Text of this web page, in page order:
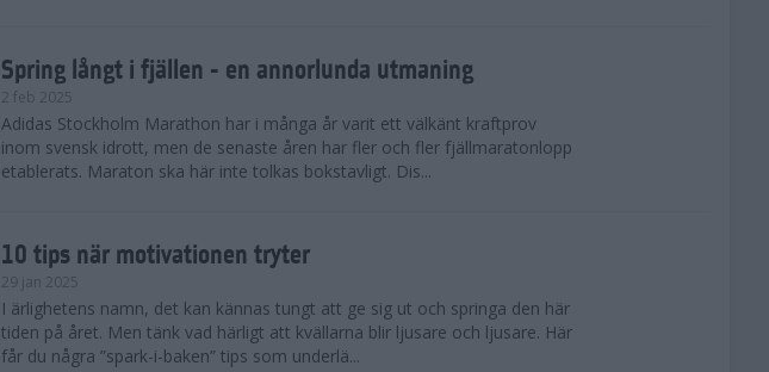
Spring långt i fjällen - en annorlunda utmaning
2 feb 2025
Adidas Stockholm Marathon har i många år varit ett välkänt kraftprov
inom svensk idrott, men de senaste åren har fler och fler fjällmaratonlopp
etablerats. Maraton ska här inte tolkas bokstavligt. Dis...
10 tips när motivationen tryter
29 jan 2025
I ärlighetens namn, det kan kännas tungt att ge sig ut och springa den här
tiden på året. Men tänk vad härligt att kvällarna blir ljusare och ljusare. Här
får du några ”spark-i-baken” tips som underlä...